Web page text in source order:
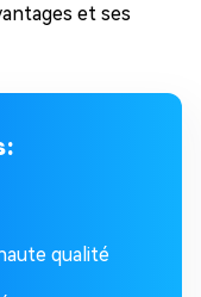
et ses
qualité